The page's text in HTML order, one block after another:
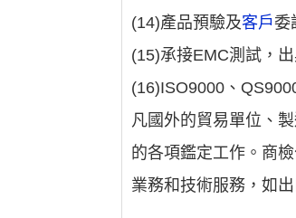
(14)產品預驗及客戶委
(15)承接EMC測試，
(16)ISO9000、
凡國外的貿易單位、
的各項鑑定工作。商
業務和技術服務，如